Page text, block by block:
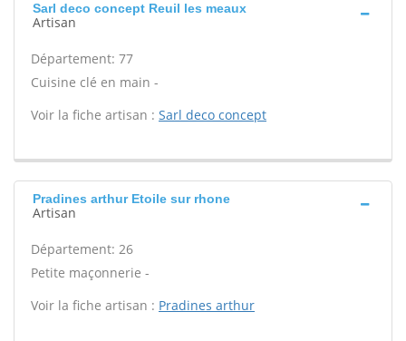
Sarl deco concept Reuil les meaux
Artisan
Département: 77
Cuisine clé en main -
Voir la fiche artisan : Sarl deco concept
Pradines arthur Etoile sur rhone
Artisan
Département: 26
Petite maçonnerie -
Voir la fiche artisan : Pradines arthur